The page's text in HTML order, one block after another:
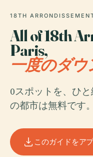
18TH
All of 18th
Paris,
一度のダウ
0スポットを、ひ
の都市は無料です。
このガイドをア